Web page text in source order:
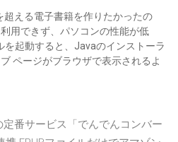
える電子書籍を作りたかったの
用できず、パソコンの性能が低
を起動すると、Javaのインストーラ
ページがブラウザで表示されるよ
定番サービス「でんでんコンバー